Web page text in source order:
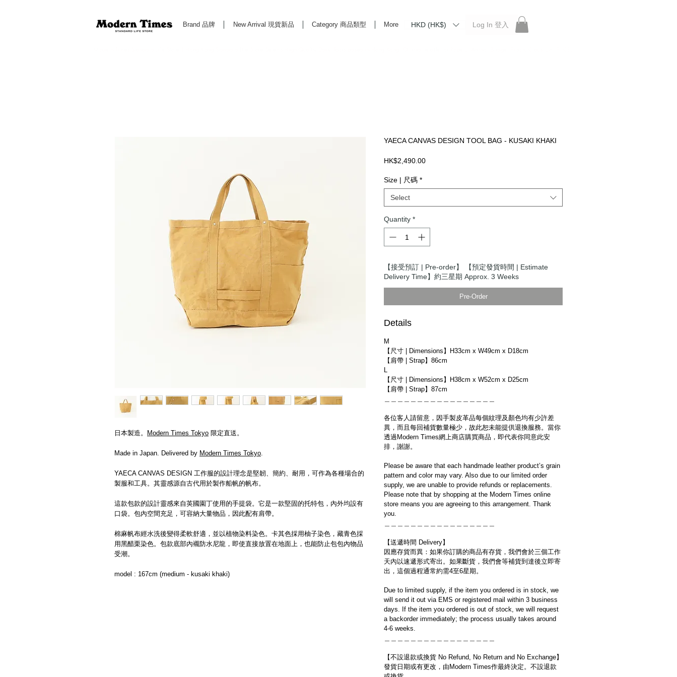
Brand 品牌 New Arrival 現貨新品 Category 商品類型 More HKD (HK$) Log In 登入
日本製造。 Modern Times Tokyo 限定直送。
Made in Japan. Delivered by Modern Times Tokyo.
YAECA CANVAS DESIGN 工作服的設計理念是堅韌、簡約、耐用，可作為各種場合的
製服和工具。其靈感源自古代用於製作船帆的帆布。
這款包款的設計靈感來自英國園丁使用的手提袋。它是一款堅固的托特包，內外均設有
口袋。包內空間充足，可容納大量物品，因此配有肩帶。
棉麻帆布經水洗後變得柔軟舒適，並以植物染料染色。卡其色採用柚子染色，藏青色採
用黑醋栗染色。包款底部內襯防水尼龍，即使直接放置在地面上，也能防止包包內物品
受潮。
model : 167cm (medium - kusaki khaki)
YAECA CANVAS DESIGN TOOL BAG - KUSAKI KHAKI
HK$2,490.00Price
Size | 尺碼 *
Select
Quantity *
【接受預訂 | Pre-order】 【預定發貨時間 | Estimate
Delivery Time】約三星期 Approx. 3 Weeks
Pre-Order
Details
M
【尺寸 | Dimensions】H33cm x W49cm x D18cm
【肩帶 | Strap】86cm
L
【尺寸 | Dimensions】H38cm x W52cm x D25cm
【肩帶 | Strap】87cm
各位客人請留意，因手製皮革品每個紋理及顏色均有少許差
異，而且每回補貨數量極少，故此恕未能提供退換服務。當你
透過Modern Times網上商店購買商品，即代表你同意此安
排，謝謝。
Please be aware that each handmade leather product’s grain
pattern and color may vary. Also due to our limited order
supply, we are unable to provide refunds or replacements.
Please note that by shopping at the Modern Times online
store means you are agreeing to this arrangement. Thank
you.
【送遞時間 Delivery】
因應存貨而異：如果你訂購的商品有存貨，我們會於三個工作
天內以速遞形式寄出。如果斷貨，我們會等補貨到達後立即寄
出，這個過程通常約需4至6星期。
Due to limited supply, if the item you ordered is in stock, we
will send it out via EMS or registered mail within 3 business
days. If the item you ordered is out of stock, we will request
a backorder immediately; the process usually takes around
4-6 weeks.
【不設退款或換貨 No Refund, No Return and No Exchange】
發貨日期或有更改，由Modern Times作最終決定。不設退款